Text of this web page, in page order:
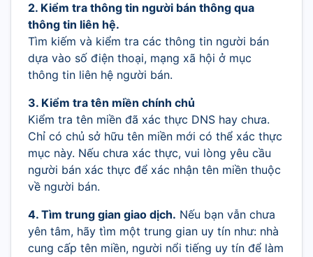
2. Kiểm tra thông tin người bán thông qua
thông tin liên hệ.
Tìm kiếm và kiểm tra các thông tin người bán
dựa vào số điện thoại, mạng xã hội ở mục
thông tin liên hệ người bán.
3. Kiểm tra tên miền chính chủ
Kiểm tra tên miền đã xác thực DNS hay chưa.
Chỉ có chủ sở hữu tên miền mới có thể xác thực
mục này. Nếu chưa xác thực, vui lòng yêu cầu
người bán xác thực để xác nhận tên miền thuộc
về người bán.
4. Tìm trung gian giao dịch. Nếu bạn vẫn chưa
yên tâm, hãy tìm một trung gian uy tín như: nhà
cung cấp tên miền, người nổi tiếng uy tín để làm